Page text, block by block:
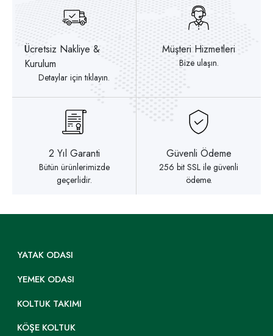
Ücretsiz Nakliye &
Kurulum
Detaylar için tıklayın.
Müşteri Hizmetleri
Bize ulaşın.
2 Yıl Garanti
Bütün ürünlerimizde
geçerlidir.
Güvenli Ödeme
256 bit SSL ile güvenli
ödeme.
YATAK ODASI
YEMEK ODASI
KOLTUK TAKIMI
KÖŞE KOLTUK